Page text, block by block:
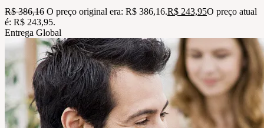
R$386,16 O preço original era: R$ 386,16.R$ 243,95O preço atual
é: R$ 243,95.
Entrega Global